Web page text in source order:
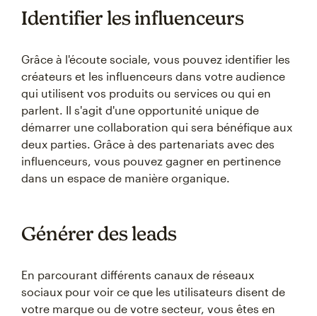
Identifier les influenceurs
Grâce à l'écoute sociale, vous pouvez identifier les
créateurs et les influenceurs dans votre audience
qui utilisent vos produits ou services ou qui en
parlent. Il s'agit d'une opportunité unique de
démarrer une collaboration qui sera bénéfique aux
deux parties. Grâce à des partenariats avec des
influenceurs, vous pouvez gagner en pertinence
dans un espace de manière organique.
Générer des leads
En parcourant différents canaux de réseaux
sociaux pour voir ce que les utilisateurs disent de
votre marque ou de votre secteur, vous êtes en